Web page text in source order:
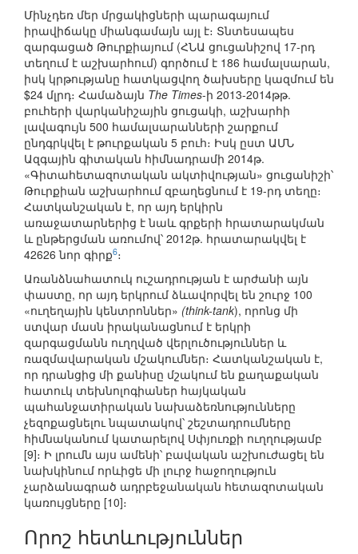
Մինչդեռ մեր մրցակիցների պարագայում
իրավիճակը միանգամայն այլ է։ Տնտեսապես
զարգացած Թուրքիայում (ՀՆԱ ցուցանիշով 17-րդ
տեղում է աշխարհում) գործում է 186 համալսարան,
իսկ կրթությանը հատկացվող ծախսերը կազմում են
$24 մլրդ։ Համաձայն The Times-ի 2013-2014թթ.
բուհերի վարկանիշային ցուցակի, աշխարհի
լավագույն 500 համալսարանների շարքում
ընդգրկվել է թուրքական 5 բուհ։ Իսկ ըստ ԱՄՆ
Ազգային գիտական հիմնադրամի 2014թ.
«Գիտահետազոտական ակտիվության» ցուցանիշի՝
Թուրքիան աշխարհում զբաղեցնում է 19-րդ տեղը։
Հատկանշական է, որ այդ երկիրն
առաջատարներից է նաև գրքերի հրատարակման
և ընթերցման առումով՝ 2012թ. հրատարակվել է
42626 նոր գիրք6։
Առանձնահատուկ ուշադրության է արժանի այն
փաստը, որ այդ երկրում ձևավորվել են շուրջ 100
«ուղեղային կենտրոններ» (think-tank), որոնց մի
ստվար մասն իրականացնում է երկրի
զարգացմանն ուղղված վերլուծություններ և
ռազմավարական մշակումներ։ Հատկանշական է,
որ դրանցից մի քանիսը մշակում են քաղաքական
հատուկ տեխնոլոգիաներ հայկական
պահանջատիրական նախաձեռնությունները
չեզոքացնելու նպատակով՝ շեշտադրումները
հիմնականում կատարելով Սփյուռքի ուղղությամբ
[9]։ Ի լրումն այս ամենի՝ բավական աշխուժացել են
նախկինում որևիցե մի լուրջ հաջողություն
չարձանագրած ադրբեջանական հետազոտական
կառույցները [10]։
Որոշ հետևություններ